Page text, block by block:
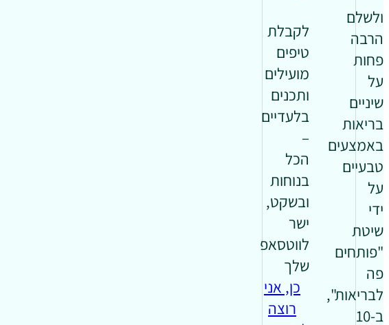
ולשלם
הרבה
פחות
על
שיניים
בריאות
באמצעים
טבעיים
על
ידי
שיטת
"פותחים
פה
לבריאות",
ב-10
לקבלת
טיפים
מועילים
ותכנים
בלעדיים
–
הכל
בנוחות
ובשקט,
ישר
לווטסאפ
שלך
כן, אני
רוצה